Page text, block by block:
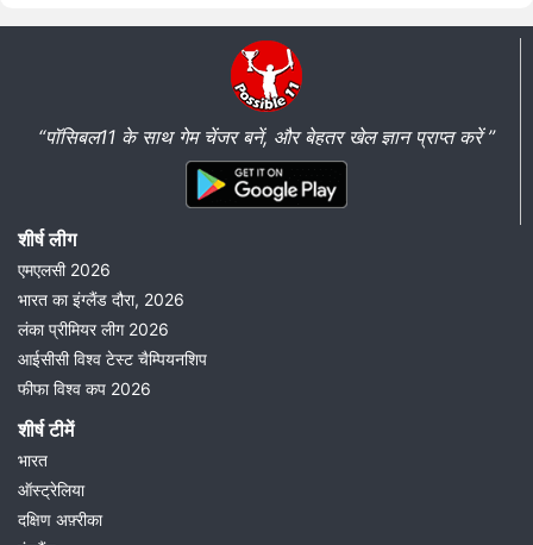
“पॉसिबल11 के साथ गेम चेंजर बनें, और बेहतर खेल ज्ञान प्राप्त करें ”
शीर्ष लीग
एमएलसी 2026
भारत का इंग्लैंड दौरा, 2026
लंका प्रीमियर लीग 2026
आईसीसी विश्व टेस्ट चैम्पियनशिप
फीफा विश्व कप 2026
शीर्ष टीमें
भारत
ऑस्ट्रेलिया
दक्षिण अफ़्रीका